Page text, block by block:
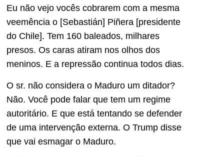
Eu não vejo vocês cobrarem com a mesma
veemência o [Sebastián] Piñera [presidente
do Chile]. Tem 160 baleados, milhares
presos. Os caras atiram nos olhos dos
meninos. E a repressão continua todos dias.
O sr. não considera o Maduro um ditador?
Não. Você pode falar que tem um regime
autoritário. E que está tentando se defender
de uma intervenção externa. O Trump disse
que vai esmagar o Maduro.